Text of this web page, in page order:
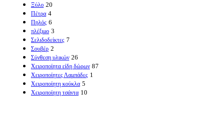
Ξύλο 20
Πέτρα 4
Πηλός 6
πλέξιμο 3
Σελιδοδείκτες 7
Σουβέρ 2
Σύνθεση υλικών 26
Χειροποίητα είδη δώρων 87
Χειροποίητες Λαμπάδες 1
Χειροποίητη κούκλα 5
Χειροποίητη τσάντα 10